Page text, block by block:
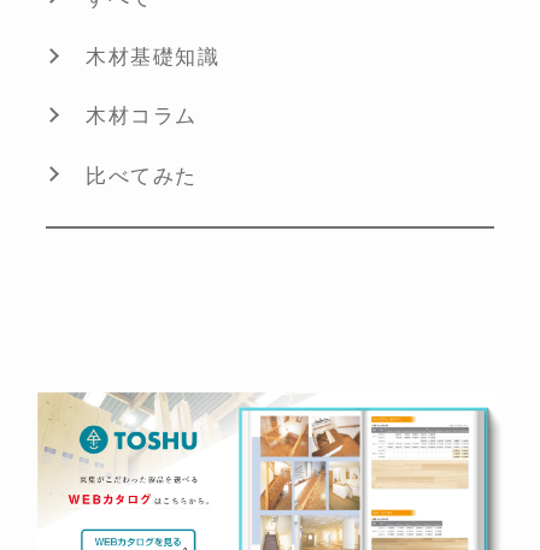
木材基礎知識
木材コラム
比べてみた